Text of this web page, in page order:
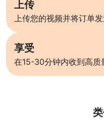
上传
上传您的视频并将订单
享受
在15-30分钟内收到高质